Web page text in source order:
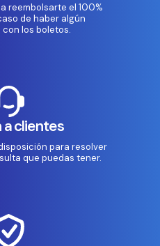
reembolsarte el 100%
de haber algún
los boletos.
clientes
para resolver
que puedas tener.